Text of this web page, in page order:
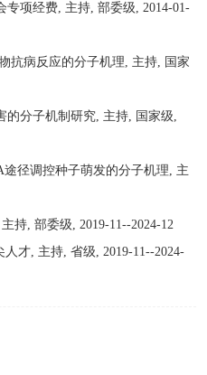
专项经费, 主持, 部委级, 2014-01-
抗病反应的分子机理, 主持, 国家
的分子机制研究, 主持, 国家级,
途径调控种子萌发的分子机理, 主
持, 部委级, 2019-11--2024-12
人才, 主持, 省级, 2019-11--2024-